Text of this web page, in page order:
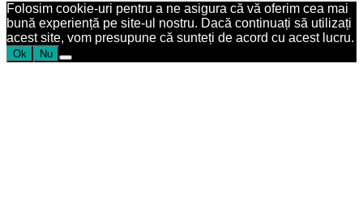
Folosim cookie-uri pentru a ne asigura că vă oferim cea mai
bună experiență pe site-ul nostru. Dacă continuați să utilizați
acest site, vom presupune că sunteți de acord cu acest lucru.
Ok Nu